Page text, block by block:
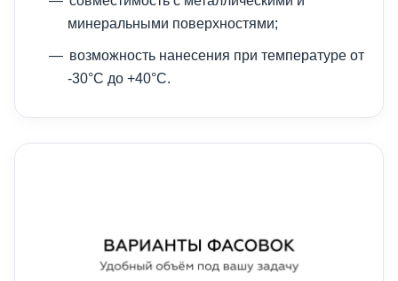
минеральными поверхностями;
возможность нанесения при температуре от
-30°C до +40°C.